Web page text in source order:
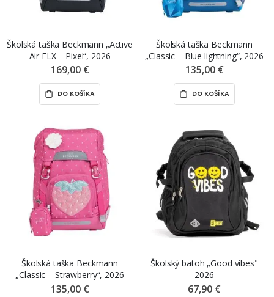
Školská taška Beckmann „Active
Air FLX – Pixel“, 2026
169,00 €
DO KOŠÍKA
Školská taška Beckmann
„Classic – Blue lightning“, 2026
135,00 €
DO KOŠÍKA
Školská taška Beckmann
„Classic – Strawberry“, 2026
135,00 €
Školský batoh „Good vibes"
2026
67,90 €